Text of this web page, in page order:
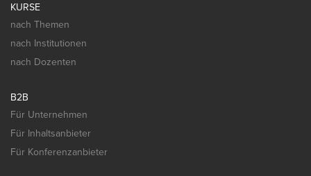
KURSE
nach Themen
nach Institutionen
nach Dozenten
B2B
Für Unternehmen
Für Inhaltsanbieter
Für Konferenzanbieter